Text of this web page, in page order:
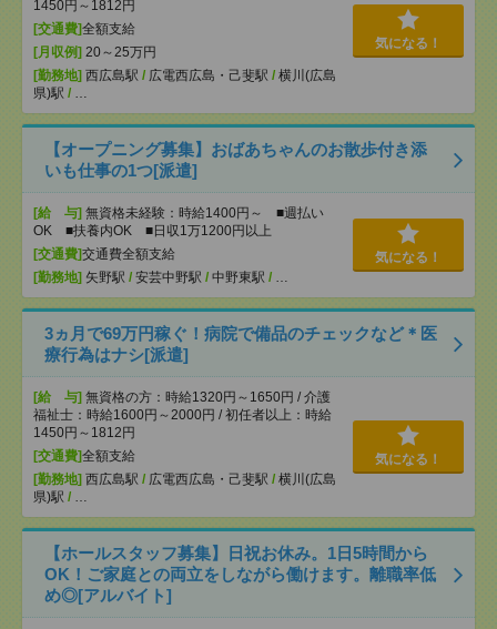
1450円～1812円
[交通費]全額支給
[月収例] 20～25万円
[勤務地] 西広島駅 / 広電西広島・己斐駅 / 横川(広島
県)駅 / …
気になる！
【オープニング募集】おばあちゃんのお散歩付き添
いも仕事の1つ[派遣]
[給 与] 無資格未経験：時給1400円～ ■週払い
OK ■扶養内OK ■日収1万1200円以上
[交通費]交通費全額支給
[勤務地] 矢野駅 / 安芸中野駅 / 中野東駅 / …
気になる！
3ヵ月で69万円稼ぐ！病院で備品のチェックなど＊医
療行為はナシ[派遣]
[給 与] 無資格の方：時給1320円～1650円 / 介護
福祉士：時給1600円～2000円 / 初任者以上：時給
1450円～1812円
[交通費]全額支給
[勤務地] 西広島駅 / 広電西広島・己斐駅 / 横川(広島
県)駅 / …
気になる！
【ホールスタッフ募集】日祝お休み。1日5時間から
OK！ご家庭との両立をしながら働けます。離職率低
め◎[アルバイト]